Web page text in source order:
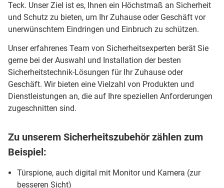
Teck. Unser Ziel ist es, Ihnen ein Höchstmaß an Sicherheit
und Schutz zu bieten, um Ihr Zuhause oder Geschäft vor
unerwünschtem Eindringen und Einbruch zu schützen.
Unser erfahrenes Team von Sicherheitsexperten berät Sie
gerne bei der Auswahl und Installation der besten
Sicherheitstechnik-Lösungen für Ihr Zuhause oder
Geschäft. Wir bieten eine Vielzahl von Produkten und
Dienstleistungen an, die auf Ihre speziellen Anforderungen
zugeschnitten sind.
Zu unserem Sicherheitszubehör zählen zum
Beispiel:
Türspione, auch digital mit Monitor und Kamera (zur
besseren Sicht)